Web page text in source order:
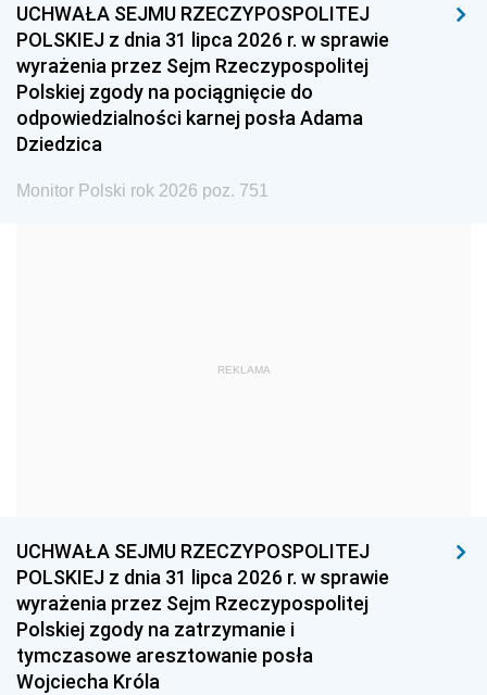
1996 1995 1994
1993 1992 1991
1990 1989
1987 1986 1985
1968
1954 1953 1952
1951 1950 1949
1948 1947
1939
UCHWAŁA SEJMU RZECZYPOSPOLITEJ
POLSKIEJ z dnia 31 lipca 2026 r. w sprawie
wyrażenia przez Sejm Rzeczypospolitej
Polskiej zgody na pociągnięcie do
odpowiedzialności karnej posła Adama
Dziedzica
Monitor Polski rok 2026 poz. 751
REKLAMA
UCHWAŁA SEJMU RZECZYPOSPOLITEJ
POLSKIEJ z dnia 31 lipca 2026 r. w sprawie
wyrażenia przez Sejm Rzeczypospolitej
Polskiej zgody na zatrzymanie i
tymczasowe aresztowanie posła
Wojciecha Króla